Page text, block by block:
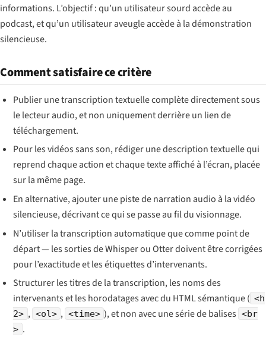
informations. L’objectif : qu’un utilisateur sourd accède au
podcast, et qu’un utilisateur aveugle accède à la démonstration
silencieuse.
Comment satisfaire ce critère
Publier une transcription textuelle complète directement sous
le lecteur audio, et non uniquement derrière un lien de
téléchargement.
Pour les vidéos sans son, rédiger une description textuelle qui
reprend chaque action et chaque texte affiché à l’écran, placée
sur la même page.
En alternative, ajouter une piste de narration audio à la vidéo
silencieuse, décrivant ce qui se passe au fil du visionnage.
N’utiliser la transcription automatique que comme point de
départ — les sorties de Whisper ou Otter doivent être corrigées
pour l’exactitude et les étiquettes d’intervenants.
Structurer les titres de la transcription, les noms des
intervenants et les horodatages avec du HTML sémantique ( <h
2> , <ol> , <time> ), et non avec une série de balises <br
> .